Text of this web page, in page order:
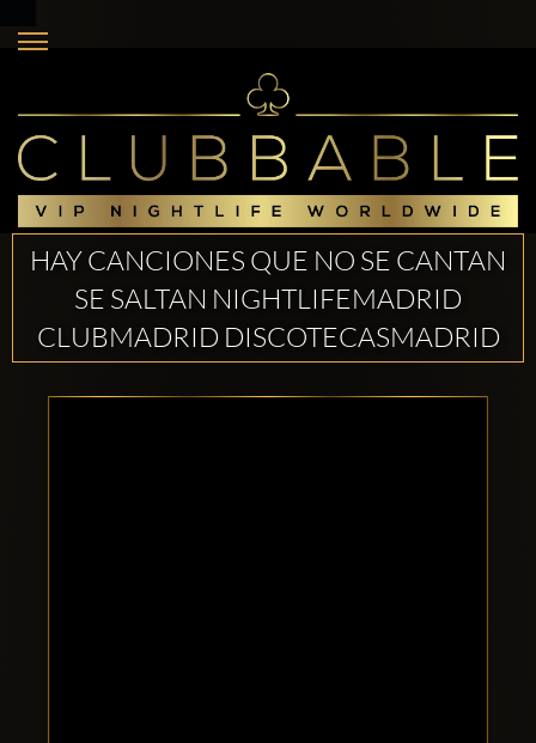
HAY CANCIONES QUE NO SE CANTAN
SE SALTAN NIGHTLIFEMADRID
CLUBMADRID DISCOTECASMADRID